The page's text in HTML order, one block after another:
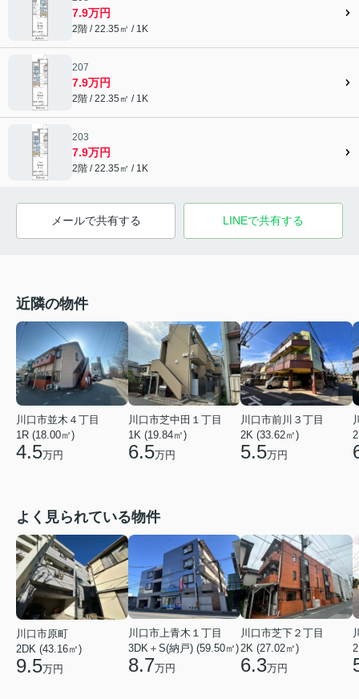
7.9万円
2階 / 22.35㎡ / 1K
207
7.9万円
2階 / 22.35㎡ / 1K
203
7.9万円
2階 / 22.35㎡ / 1K
メールで共有する LINEで共有する
近隣の物件
川口市並木４丁目
1R (18.00㎡)
4.5万円
川口市芝中田１丁目
1K (19.84㎡)
6.5万円
川口市前川３丁目
2K (33.62㎡)
5.5万円
よく見られている物件
川口市原町
2DK (43.16㎡)
9.5万円
川口市上青木１丁目
3DK＋S(納戸) (59.50㎡)
8.7万円
川口市芝下２丁目
2K (27.02㎡)
6.3万円